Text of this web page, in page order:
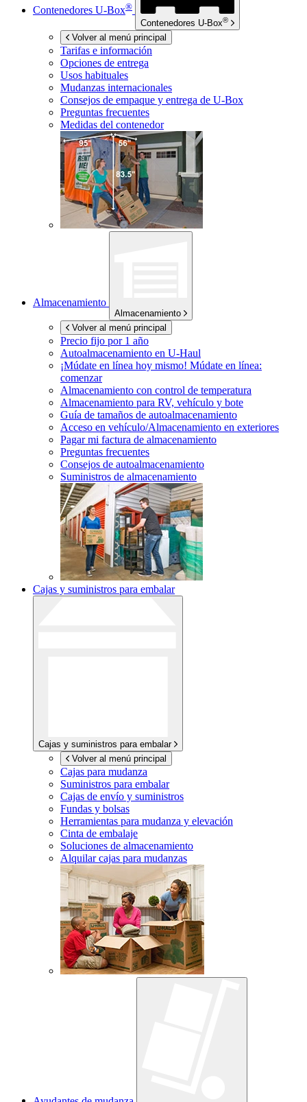
Contenedores U-Box®
Contenedores U-Box®
Volver al menú principal
Tarifas e información
Opciones de entrega
Usos habituales
Mudanzas internacionales
Consejos de empaque y entrega de U-Box
Preguntas frecuentes
Medidas del contenedor
Almacenamiento
Almacenamiento
Volver al menú principal
Precio fijo por 1 año
Autoalmacenamiento en U-Haul
¡Múdate en línea hoy mismo! Múdate en línea:
comenzar
Almacenamiento con control de temperatura
Almacenamiento para RV, vehículo y bote
Guía de tamaños de autoalmacenamiento
Acceso en vehículo/Almacenamiento en exteriores
Pagar mi factura de almacenamiento
Preguntas frecuentes
Consejos de autoalmacenamiento
Suministros de almacenamiento
Cajas y suministros para embalar
Cajas y suministros para embalar
Volver al menú principal
Cajas para mudanza
Suministros para embalar
Cajas de envío y suministros
Fundas y bolsas
Herramientas para mudanza y elevación
Cinta de embalaje
Soluciones de almacenamiento
Alquilar cajas para mudanzas